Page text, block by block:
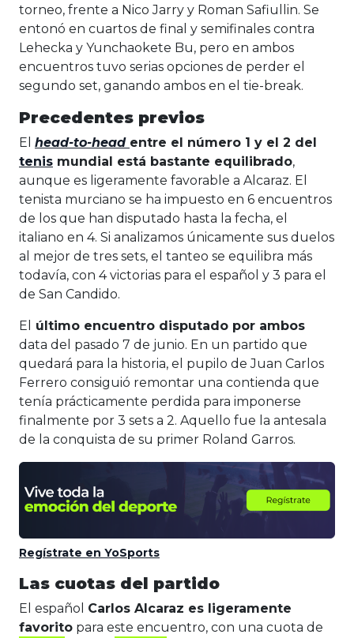
torneo, frente a Nico Jarry y Roman Safiullin. Se
entonó en cuartos de final y semifinales contra
Lehecka y Yunchaokete Bu, pero en ambos
encuentros tuvo serias opciones de perder el
segundo set, ganando ambos en el tie-break.
Precedentes previos
El head-to-head entre el número 1 y el 2 del
tenis mundial está bastante equilibrado,
aunque es ligeramente favorable a Alcaraz. El
tenista murciano se ha impuesto en 6 encuentros
de los que han disputado hasta la fecha, el
italiano en 4. Si analizamos únicamente sus duelos
al mejor de tres sets, el tanteo se equilibra más
todavía, con 4 victorias para el español y 3 para el
de San Candido.
El
último encuentro disputado por ambos
data del pasado 7 de junio. En un partido que
quedará para la historia, el pupilo de Juan Carlos
Ferrero consiguió remontar una contienda que
tenía prácticamente perdida para imponerse
finalmente por 3 sets a 2. Aquello fue la antesala
de la conquista de su primer Roland Garros.
Regístrate en YoSports
Las cuotas del partido
El español Carlos Alcaraz es ligeramente
favorito para este encuentro, con una cuota de